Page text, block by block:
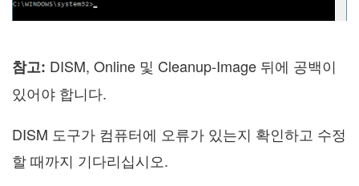
참고: DISM, Online 및 Cleanup-Image 뒤에 공백이
있어야 합니다.
DISM 도구가 컴퓨터에 오류가 있는지 확인하고 수정
할 때까지 기다리십시오.